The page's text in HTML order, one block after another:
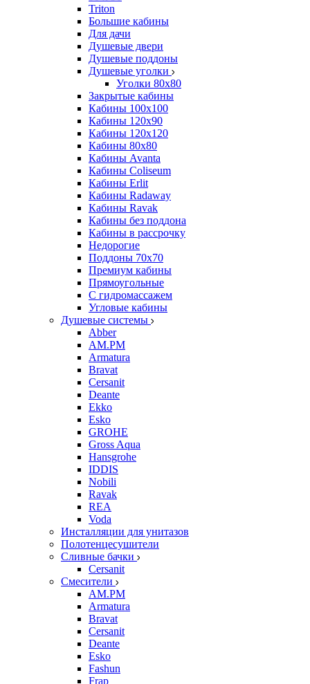
Triton
Большие кабины
Для дачи
Душевые двери
Душевые поддоны
Душевые уголки
Уголки 80х80
Закрытые кабины
Кабины 100x100
Кабины 120x90
Кабины 120х120
Кабины 80х80
Кабины Avanta
Кабины Coliseum
Кабины Erlit
Кабины Radaway
Кабины Ravak
Кабины без поддона
Кабины в рассрочку
Недорогие
Поддоны 70x70
Премиум кабины
Прямоугольные
С гидромассажем
Угловые кабины
Душевые системы
Abber
AM.PM
Armatura
Bravat
Cersanit
Deante
Ekko
Esko
GROHE
Gross Aqua
Hansgrohe
IDDIS
Nobili
Ravak
REA
Voda
Инсталляции для унитазов
Полотенцесушители
Сливные бачки
Cersanit
Смесители
AM.PM
Armatura
Bravat
Cersanit
Deante
Esko
Fashun
Frap